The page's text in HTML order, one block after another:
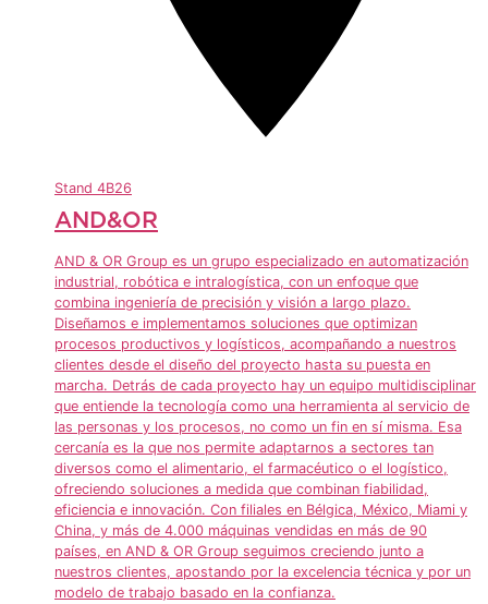
Stand 4B26
AND&OR
AND & OR Group es un grupo especializado en automatización
industrial, robótica e intralogística, con un enfoque que
combina ingeniería de precisión y visión a largo plazo.
Diseñamos e implementamos soluciones que optimizan
procesos productivos y logísticos, acompañando a nuestros
clientes desde el diseño del proyecto hasta su puesta en
marcha. Detrás de cada proyecto hay un equipo multidisciplinar
que entiende la tecnología como una herramienta al servicio de
las personas y los procesos, no como un fin en sí misma. Esa
cercanía es la que nos permite adaptarnos a sectores tan
diversos como el alimentario, el farmacéutico o el logístico,
ofreciendo soluciones a medida que combinan fiabilidad,
eficiencia e innovación. Con filiales en Bélgica, México, Miami y
China, y más de 4.000 máquinas vendidas en más de 90
países, en AND & OR Group seguimos creciendo junto a
nuestros clientes, apostando por la excelencia técnica y por un
modelo de trabajo basado en la confianza.